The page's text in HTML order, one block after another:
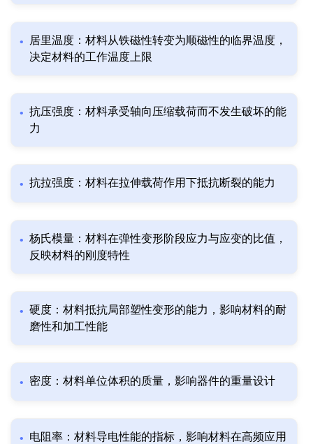
居里温度：材料从铁磁性转变为顺磁性的临界温度，
决定材料的工作温度上限
抗压强度：材料承受轴向压缩载荷而不发生破坏的能
力
抗拉强度：材料在拉伸载荷作用下抵抗断裂的能力
杨氏模量：材料在弹性变形阶段应力与应变的比值，
反映材料的刚度特性
硬度：材料抵抗局部塑性变形的能力，影响材料的耐
磨性和加工性能
密度：材料单位体积的质量，影响器件的重量设计
电阻率：材料导电性能的指标，影响材料在高频应用